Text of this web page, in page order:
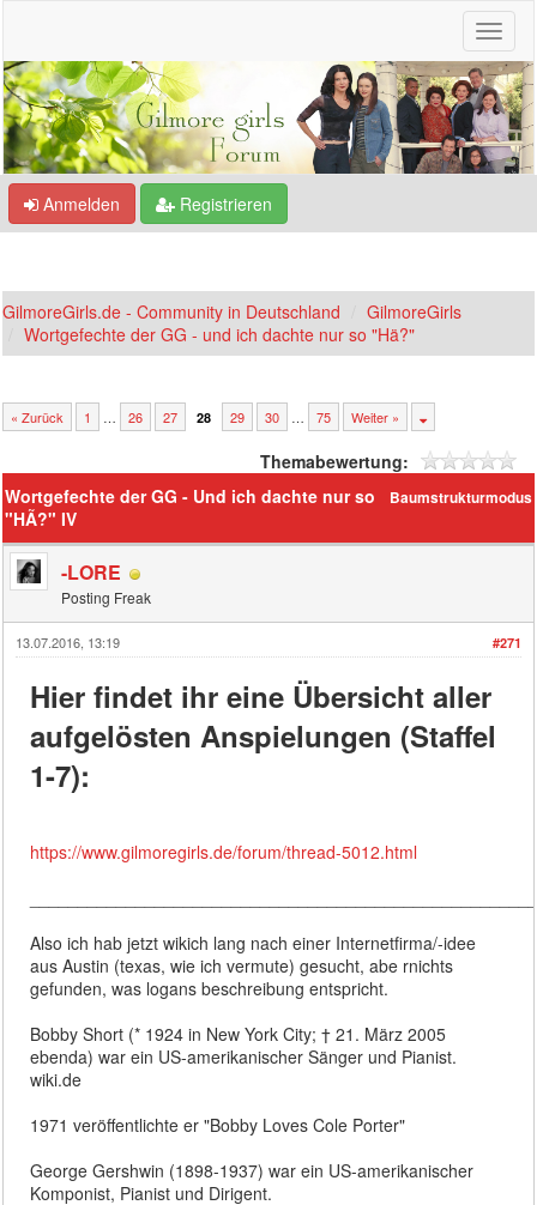
Anmelden Registrieren
GilmoreGirls.de - Community in Deutschland
GilmoreGirls
Wortgefechte der GG - und ich dachte nur so "Hä?"
« Zurück 1 … 26 27 28 29 30 … 75 Weiter »
Themabewertung:
Baumstrukturmodus
Wortgefechte der GG - Und ich dachte nur so
"HÃ?" IV
-LORE
Posting Freak
#271
13.07.2016, 13:19
Hier findet ihr eine Übersicht aller
aufgelösten Anspielungen (Staffel
1-7):
https://www.gilmoregirls.de/forum/thread-5012.html
Also ich hab jetzt wikich lang nach einer Internetfirma/-idee
aus Austin (texas, wie ich vermute) gesucht, abe rnichts
gefunden, was logans beschreibung entspricht.
Bobby Short (* 1924 in New York City; † 21. März 2005
ebenda) war ein US-amerikanischer Sänger und Pianist.
wiki.de
1971 veröffentlichte er "Bobby Loves Cole Porter"
George Gershwin (1898-1937) war ein US-amerikanischer
Komponist, Pianist und Dirigent.